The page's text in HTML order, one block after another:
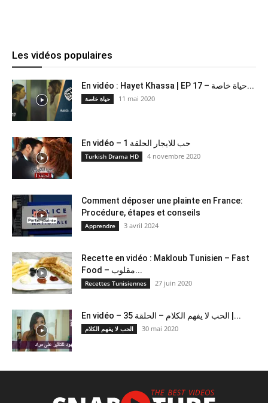
Les vidéos populaires
En vidéo : Hayet Khassa | EP 17 – حياة خاصة...
حياة خاصة 11 mai 2020
En vidéo – حب للايجار الحلقة 1
Turkish Drama HD 4 novembre 2020
Comment déposer une plainte en France:
Procédure, étapes et conseils
Apprendre 3 avril 2024
Recette en vidéo : Makloub Tunisien – Fast
Food – مقلوب...
Recettes Tunisiennes 27 juin 2020
En vidéo – الحب لا يفهم الكلام – الحلقة 35 |...
الحب لا يفهم الكلام 30 mai 2020